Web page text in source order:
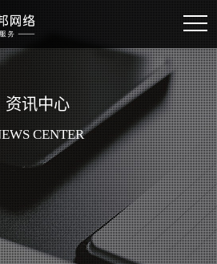
资讯中心
CENTER